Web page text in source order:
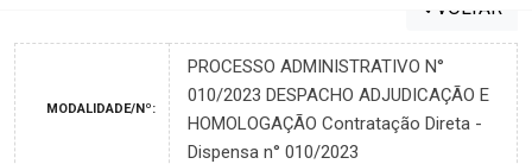
VOLTAR
MODALIDADE/Nº:
PROCESSO ADMINISTRATIVO N°
010/2023 DESPACHO ADJUDICAÇÃO E
HOMOLOGAÇÃO Contratação Direta -
Dispensa n° 010/2023